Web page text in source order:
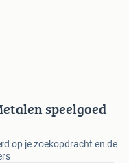
speelgoed
op je zoekopdracht en de